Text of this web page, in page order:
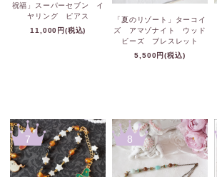
祝福」スーパーセブン イ
ヤリング ピアス
11,000円(税込)
「夏のリゾート」ターコイ
ズ アマゾナイト ウッド
ビーズ ブレスレット
5,500円(税込)
7 8